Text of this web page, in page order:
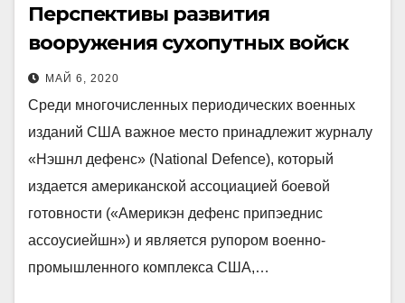
Перспективы развития
вооружения сухопутных войск
США
МАЙ 6, 2020
Среди многочисленных периодических военных
изданий США важное место принадлежит журналу
«Нэшнл дефенс» (National Defence), который
издается американской ассоциацией боевой
готовности («Америкэн дефенс припэеднис
ассоусиейшн») и является рупором военно-
промышленного комплекса США,…